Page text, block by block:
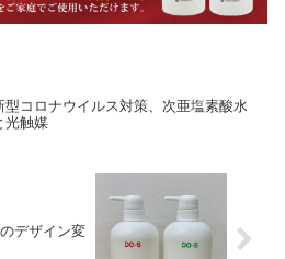
型コロナウイルス対策、次亜塩素酸水
光触媒
デザイン変